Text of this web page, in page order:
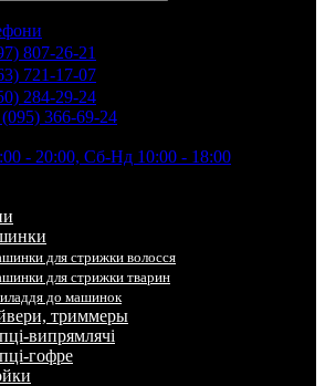
807-26-21
721-17-07
284-29-24
366-69-24
- 20:00, Сб-Нд 10:00 - 18:00
для стрижки волосся
для стрижки тварин
до машинок
триммеры
випрямлячі
гофре